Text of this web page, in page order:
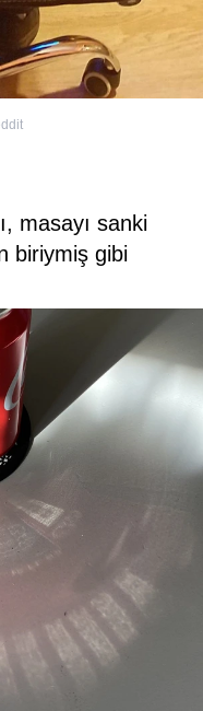
masayı sanki
biriymiş gibi